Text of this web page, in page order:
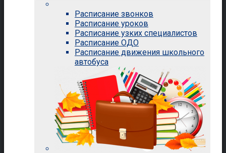
Расписание звонков
Расписание уроков
Расписание узких специалистов
Расписание ОДО
Расписание движения школьного
автобуса